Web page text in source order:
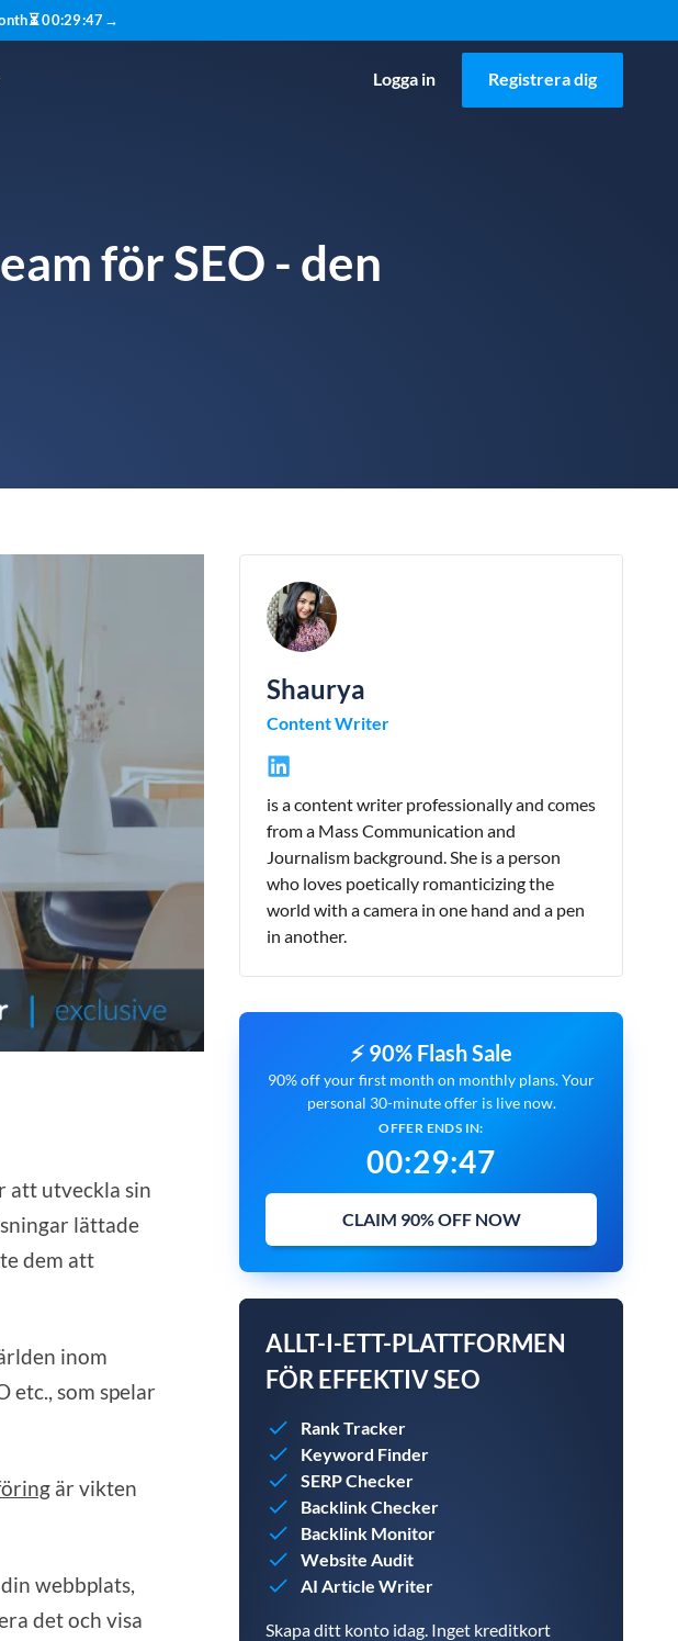
⏳00:29:45→
Logga in Registrera dig
för SEO - den
att utveckla sin
lättade
dem att
inom
etc., som spelar
är vikten
webbplats,
det och visa
Shaurya
Content Writer
is a content writer professionally and comes
from a Mass Communication and
Journalism background. She is a person
who loves poetically romanticizing the
world with a camera in one hand and a pen
in another.
⚡ 90% Flash Sale
90% off your first month on monthly plans. Your
personal 30-minute offer is live now.
OFFER ENDS IN:
00:29:45
CLAIM 90% OFF NOW
ALLT-I-ETT-PLATTFORMEN
FÖR EFFEKTIV SEO
Rank Tracker
Keyword Finder
SERP Checker
Backlink Checker
Backlink Monitor
Website Audit
AI Article Writer
Skapa ditt konto idag. Inget kreditkort